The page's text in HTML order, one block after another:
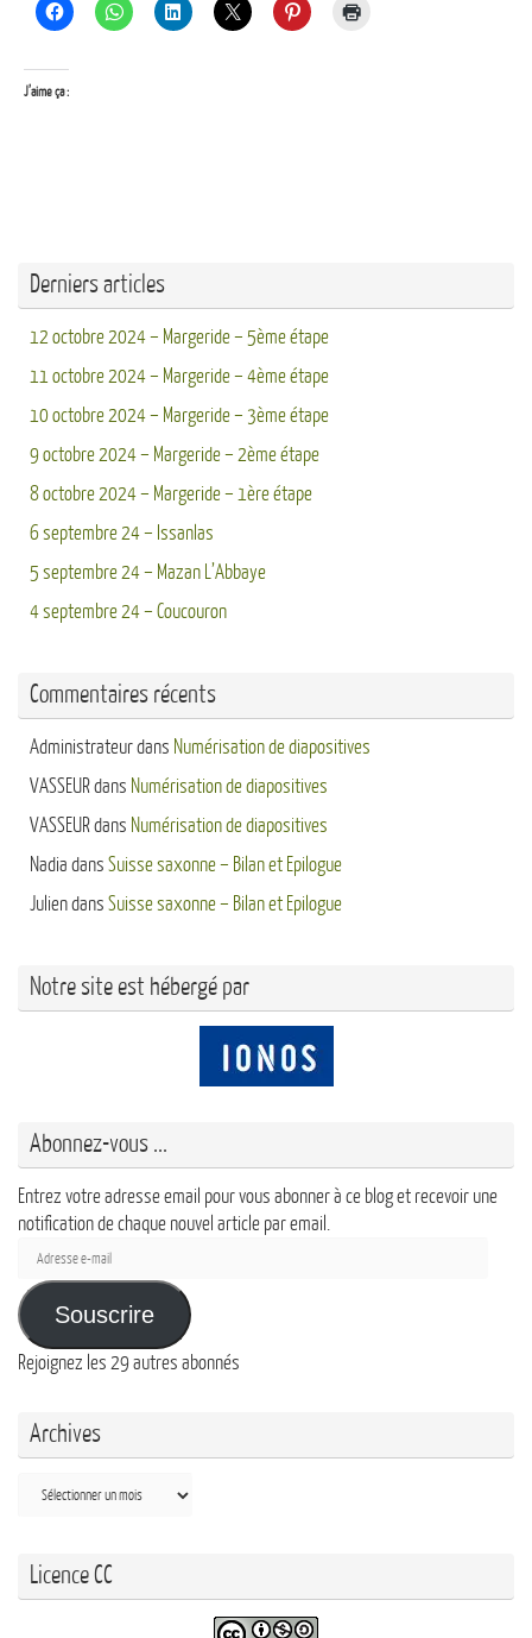
J’aime ça :
Derniers articles
12 octobre 2024 – Margeride – 5ème étape
11 octobre 2024 – Margeride – 4ème étape
10 octobre 2024 – Margeride – 3ème étape
9 octobre 2024 – Margeride – 2ème étape
8 octobre 2024 – Margeride – 1ère étape
6 septembre 24 – Issanlas
5 septembre 24 – Mazan L’Abbaye
4 septembre 24 – Coucouron
Commentaires récents
Administrateurdans Numérisation de diapositives
VASSEURdans Numérisation de diapositives
VASSEURdans Numérisation de diapositives
Nadia dans Suisse saxonne – Bilan et Epilogue
Juliendans Suisse saxonne – Bilan et Epilogue
Notre site est hébergé par
Abonnez-vous ...
Entrez votre adresse email pour vous abonner à ce blog et recevoir une
notification de chaque nouvel article par email.
Adresse
mail
Souscrire
Rejoignez les 29 autres abonnés
Archives
Archives
Licence CC